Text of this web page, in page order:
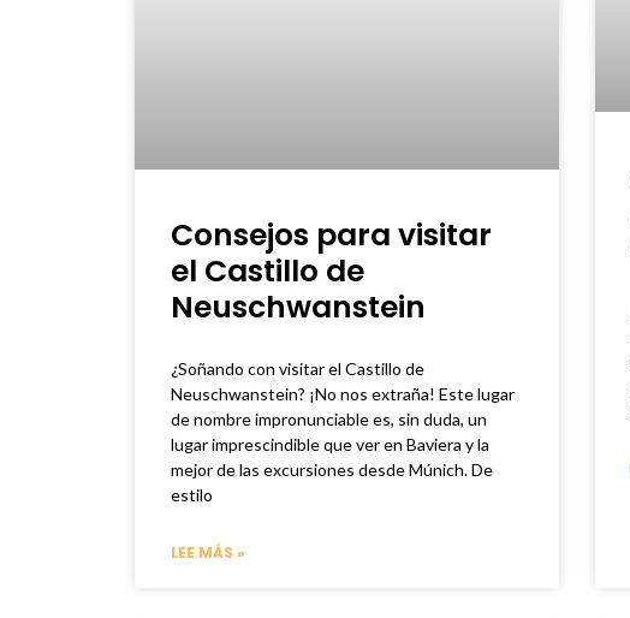
Consejos para visitar
el Castillo de
Neuschwanstein
¿Soñando con visitar el Castillo de
Neuschwanstein? ¡No nos extraña! Este lugar
de nombre impronunciable es, sin duda, un
lugar imprescindible que ver en Baviera y la
mejor de las excursiones desde Múnich. De
estilo
LEE MÁS »